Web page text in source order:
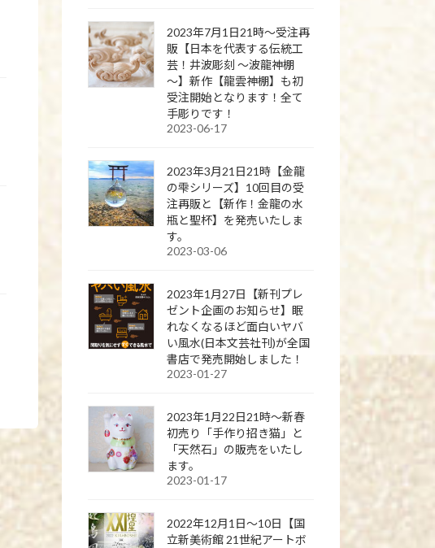
2023年7月1日21時～受注再
販【日本を代表する伝統工
芸！井波彫刻 ～波龍神棚
～】新作【龍雲神棚】も初
受注開始となります！全て
手彫りです！
2023-06-17
2023年3月21日21時【金龍
の雫シリーズ】10回目の受
注再販と【新作！金龍の水
瓶と聖杯】を発売いたしま
す。
2023-03-06
2023年1月27日【新刊プレ
ゼント企画のお知らせ】眠
れなくなるほど面白いヤバ
い風水(日本文芸社刊)が全国
書店で発売開始しました！
2023-01-27
2023年1月22日21時～新春
初売り「手作り招き猫」と
「天然石」の販売をいたし
ます。
2023-01-17
2022年12月1日～10日【国
立新美術館 21世紀アートボ